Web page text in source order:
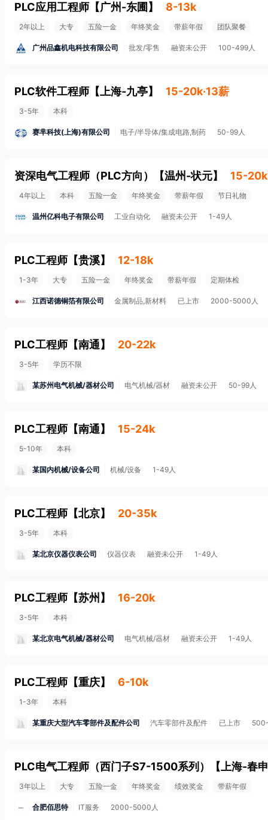
PLC应用工程师 【广州-东圃 】 8-13k
2年以上 大专 五险一金 年终奖金 带薪年假 团队聚餐
广州品鑫机电科技有限公司 批发/零售 融资未公开 100-499人
PLC软件工程师 【 上海-九亭】 15-20k·13薪
3-5年 本科
赛芈科技(上海)有限公司 电子/半导体/集成电路,制药 50-99人
资深电气工程师（PLC方向） 【温州-状元】 15-20k
4年以上 本科 五险一金 年终奖金 带薪年假 节日礼物
温州亿科电子有限公司 工业自动化 融资未公开 1-49人
PLC工程师 【贵溪】 12-18k
1-3年 大专 五险一金 年终奖金 带薪年假 定期体检
江西诺德铜箔有限公司 金属制品,新材料 已上市 2000-5000人
PLC工程师 【南通】 20-22k
3-5年 学历不限
某苏州电气机械/器材公司 电气机械/器材 融资未公开 50-99人
PLC工程师 【南通】 15-24k
5-10年 本科
某国内机械/设备公司 机械/设备 1-49人
PLC工程师 【北京】 20-35k
3-5年 本科
某北京仪器仪表公司 仪器仪表 融资未公开 1-49人
PLC工程师 【苏州 】 16-20k
3-5年 本科
某北京电气机械/器材公司 电气机械/器材 融资未公开 1-49人
PLC工程师 【重庆】 6-10k
1-3年 本科
某重庆大型汽车零部件及配件公司 汽车零部件及配件 已上市
PLC电气工程师（西门子S7-1500系列） 【 上海-春申
3年以上 大专 五险一金 年终奖金 绩效奖金 带薪年假
合肥佰思特 IT服务 2000-5000人